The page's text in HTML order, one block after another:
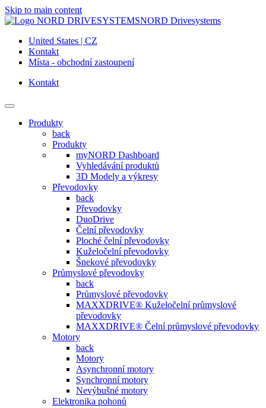
Skip to main content
NORD Drivesystems
United States | CZ
Kontakt
Místa - obchodní zastoupení
Kontakt
Produkty
back
Produkty
myNORD Dashboard
Vyhledávání produktů
3D Modely a výkresy
Převodovky
back
Převodovky
DuoDrive
Čelní převodovky
Ploché čelní převodovky
Kuželočelní převodovky
Šnekové převodovky
Průmyslové převodovky
back
Průmyslové převodovky
MAXXDRIVE® Kuželočelní průmyslové
převodovky
MAXXDRIVE® Čelní průmyslové převodovky
Motory
back
Motory
Asynchronní motory
Synchronní motory
Nevýbušné motory
Elektronika pohonů